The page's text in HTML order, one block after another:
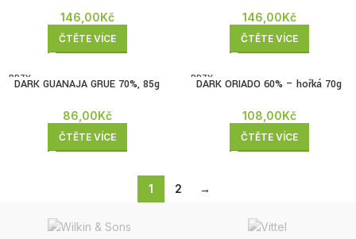
146,00Kč
ČTĚTE VÍCE
146,00Kč
ČTĚTE VÍCE
BRZY
ZPĚT
DARK GUANAJA GRUE 70%, 85g
86,00Kč
ČTĚTE VÍCE
BRZY
ZPĚT
DARK ORIADO 60% – hořká 70g
108,00Kč
ČTĚTE VÍCE
1 2 →